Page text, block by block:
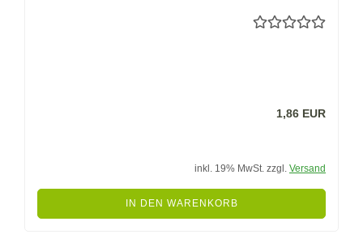
1,86 EUR
inkl. 19% MwSt. zzgl. Versand
IN DEN WARENKORB